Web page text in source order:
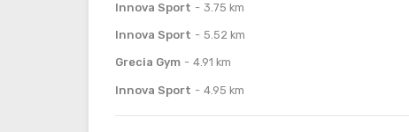
Innova Sport 3.75 km
Innova Sport 5.52 km
Grecia Gym 4.91 km
Innova Sport 4.95 km